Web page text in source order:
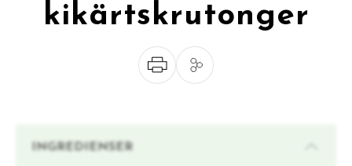
kikärtskrutonger
INGREDIENSER